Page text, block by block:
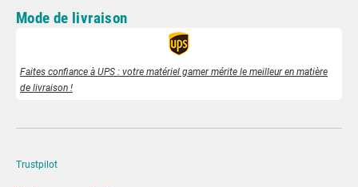
Mode de livraison
Faites confiance à UPS : votre matériel gamer mérite le meilleur en matière
de livraison !
Trustpilot